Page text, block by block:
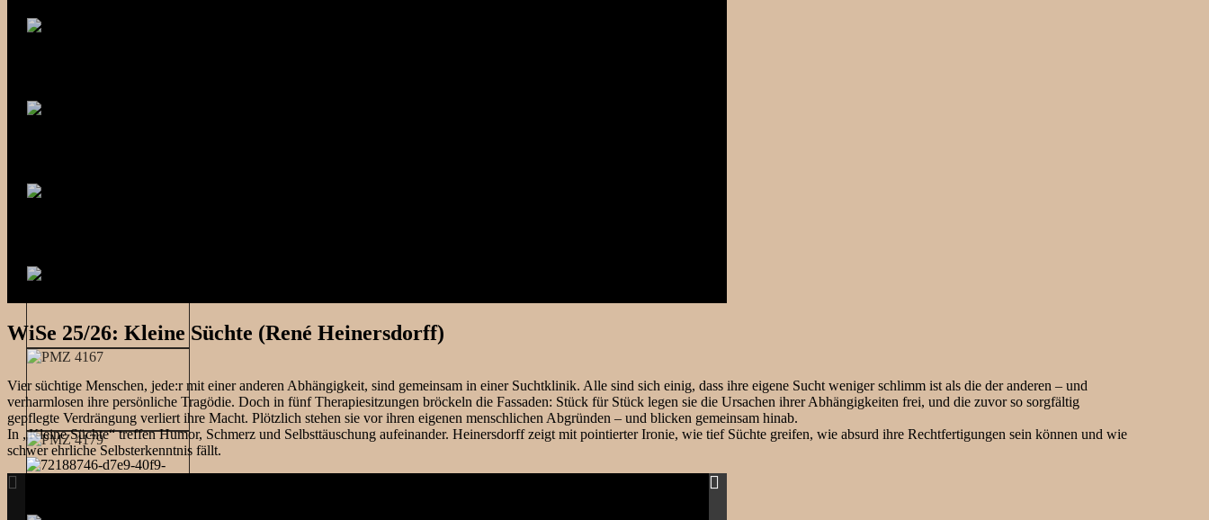
WiSe 25/26: Kleine Süchte (René Heinersdorff)
Vier süchtige Menschen, jede:r mit einer anderen Abhängigkeit, sind gemeinsam in einer Suchtklinik. Alle sind sich einig, dass ihre eigene Sucht weniger schlimm ist als die der anderen – und
verharmlosen ihre persönliche Tragödie. Doch in fünf Therapiesitzungen bröckeln die Fassaden: Stück für Stück legen sie die Ursachen ihrer Abhängigkeiten frei, und die zuvor so sorgfältig
gepflegte Verdrängung verliert ihre Macht. Plötzlich stehen sie vor ihren eigenen menschlichen Abgründen – und blicken gemeinsam hinab.
In „Kleine Süchte“ treffen Humor, Schmerz und Selbsttäuschung aufeinander. Heinersdorff zeigt mit pointierter Ironie, wie tief Süchte greifen, wie absurd ihre Rechtfertigungen sein können und wie
schwer ehrliche Selbsterkenntnis fällt.